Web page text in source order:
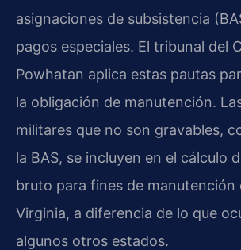
asignaciones de subsistencia
pagos especiales. El tribunal del
Powhatan aplica estas pautas
la obligación de manutención.
militares que no son gravables,
la BAS, se incluyen en el cálculo
bruto para fines de manutención
Virginia, a diferencia de lo que
algunos otros estados.